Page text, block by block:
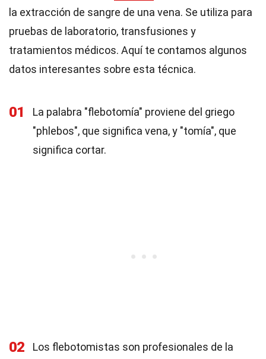
la extracción de sangre de una vena. Se utiliza para
pruebas de laboratorio, transfusiones y
tratamientos médicos. Aquí te contamos algunos
datos interesantes sobre esta técnica.
01
La palabra "flebotomía" proviene del griego
"phlebos", que significa vena, y "tomía", que
significa cortar.
02
Los flebotomistas son profesionales de la